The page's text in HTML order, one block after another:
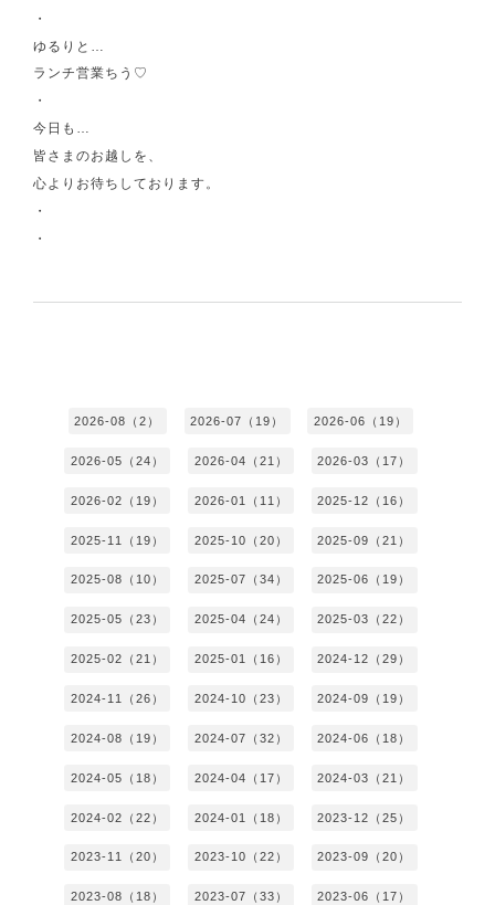
・
ゆるりと…
ランチ営業ちう♡
・
今日も…
皆さまのお越しを、
心よりお待ちしております。
・
・
2026-08（2） 2026-07（19） 2026-06（19）
2026-05（24） 2026-04（21） 2026-03（17）
2026-02（19） 2026-01（11） 2025-12（16）
2025-11（19） 2025-10（20） 2025-09（21）
2025-08（10） 2025-07（34） 2025-06（19）
2025-05（23） 2025-04（24） 2025-03（22）
2025-02（21） 2025-01（16） 2024-12（29）
2024-11（26） 2024-10（23） 2024-09（19）
2024-08（19） 2024-07（32） 2024-06（18）
2024-05（18） 2024-04（17） 2024-03（21）
2024-02（22） 2024-01（18） 2023-12（25）
2023-11（20） 2023-10（22） 2023-09（20）
2023-08（18） 2023-07（33） 2023-06（17）